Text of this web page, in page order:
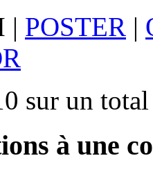
| POSTER |
sur un
à une